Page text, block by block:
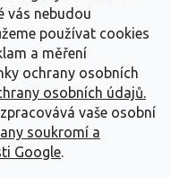
vás nebudou
používat cookies
a měření
ochrany osobních
osobních údajů.
vaše osobní
soukromí a
Google.